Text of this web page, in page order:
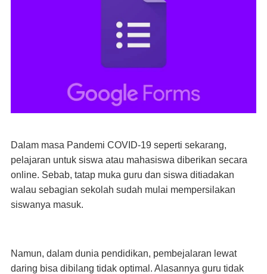
Dalam masa Pandemi COVID-19 seperti sekarang,
pelajaran untuk siswa atau mahasiswa diberikan secara
online. Sebab, tatap muka guru dan siswa ditiadakan
walau sebagian sekolah sudah mulai mempersilakan
siswanya masuk.
Namun, dalam dunia pendidikan, pembejalaran lewat
daring bisa dibilang tidak optimal. Alasannya guru tidak